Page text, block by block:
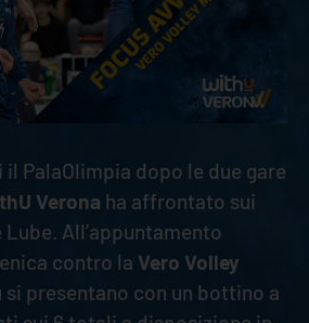
PalaOlimpia dopo le due gare
Verona ha affrontato sui
All’appuntamento
contro la Vero Volley
si presentano con un bottino a